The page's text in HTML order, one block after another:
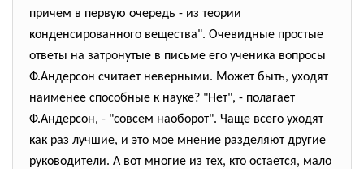
причем в первую очередь - из теории
конденсированного вещества". Очевидные простые
ответы на затронутые в письме его ученика вопросы
Ф.Андерсон считает неверными. Может быть, уходят
наименее способные к науке? "Нет", - полагает
Ф.Андерсон, - "совсем наоборот". Чаще всего уходят
как раз лучшие, и это мое мнение разделяют другие
руководители. А вот многие из тех, кто остается, мало